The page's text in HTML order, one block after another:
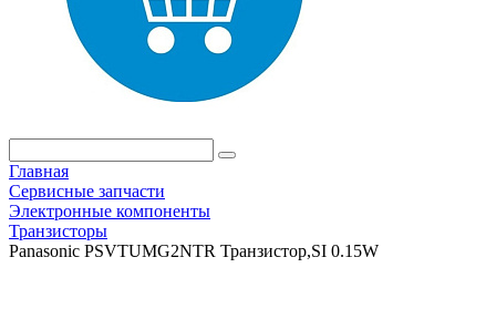
Главная
Сервисные запчасти
Электронные компоненты
Транзисторы
Panasonic PSVTUMG2NTR Транзистор,SI 0.15W